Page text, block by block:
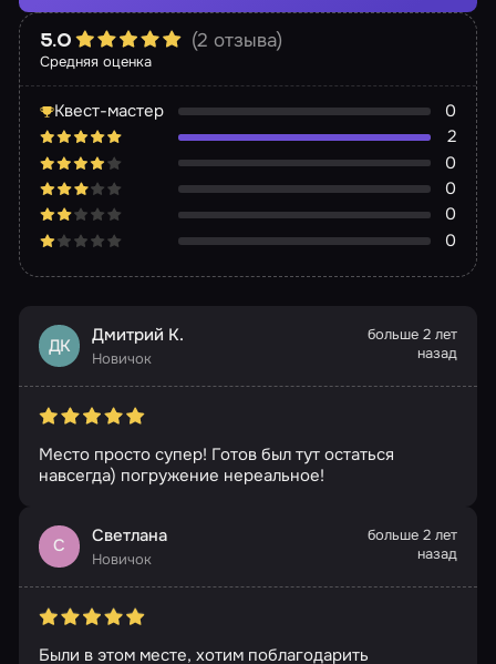
Средняя оценка
5.0 (2 отзыва)
Квест-мастер
0
2
0
0
0
0
ДК Дмитрий К.
Новичок
больше 2 лет
назад
Место просто супер! Готов был тут остаться
навсегда) погружение нереальное!
С Светлана
Новичок
больше 2 лет
назад
Были в этом месте, хотим поблагодарить